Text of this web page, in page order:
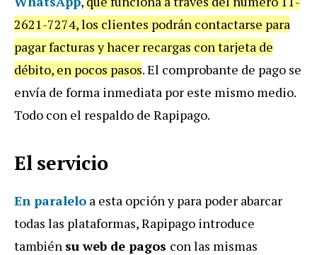
2621-7274, los clientes podrán contactarse para
pagar facturas y hacer recargas con tarjeta de
débito, en pocos pasos. El comprobante de pago se
envía de forma inmediata por este mismo medio.
Todo con el respaldo de Rapipago.
El servicio
En paralelo a esta opción y para poder abarcar
todas las plataformas, Rapipago introduce
también su web de pagos con las mismas